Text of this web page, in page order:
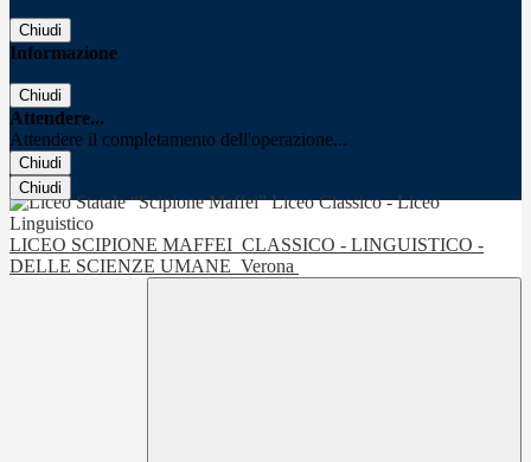
Chiudi
Informazione
Chiudi
Attendere...
Attendere il completamento dell'operazione...
Chiudi
Chiudi
LICEO SCIPIONE MAFFEI CLASSICO - LINGUISTICO -
DELLE SCIENZE UMANE Verona